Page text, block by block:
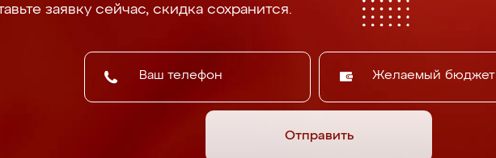
заявку сейчас, скидка сохранится.
Желаемый бюджет
Отправить